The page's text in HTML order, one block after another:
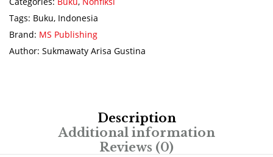
Tags: Buku, Indonesia
Brand: MS Publishing
Author: Sukmawaty Arisa Gustina
Description
Additional information
Reviews (0)